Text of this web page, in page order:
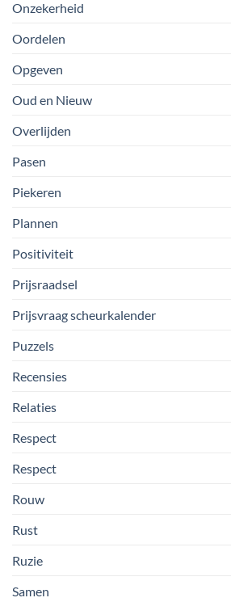
Onzekerheid
Oordelen
Opgeven
Oud en Nieuw
Overlijden
Pasen
Piekeren
Plannen
Positiviteit
Prijsraadsel
Prijsvraag scheurkalender
Puzzels
Recensies
Relaties
Respect
Respect
Rouw
Rust
Ruzie
Samen